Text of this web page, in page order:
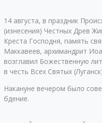
14 августа, в праздник
(изнесения) Честных Древ
Креста Господня, память
Маккавеев, архимандрит
возглавил Божественную
в честь Всех Святых
Накануне вечером было
бдение.